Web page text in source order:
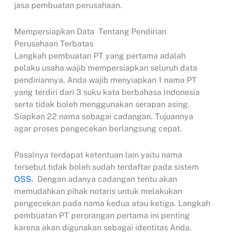
jasa pembuatan perusahaan.
Mempersiapkan Data Tentang Pendirian
Perusahaan Terbatas
Langkah pembuatan PT yang pertama adalah
pelaku usaha wajib mempersiapkan seluruh data
pendiriannya. Anda wajib menyiapkan 1 nama PT
yang terdiri dari 3 suku kata berbahasa Indonesia
serta tidak boleh menggunakan serapan asing.
Siapkan 22 nama sebagai cadangan. Tujuannya
agar proses pengecekan berlangsung cepat.
Pasalnya terdapat ketentuan lain yaitu nama
tersebut tidak boleh sudah terdaftar pada sistem
OSS. Dengan adanya cadangan tentu akan
memudahkan pihak notaris untuk melakukan
pengecekan pada nama kedua atau ketiga. Langkah
pembuatan PT perorangan pertama ini penting
karena akan digunakan sebagai identitas Anda.